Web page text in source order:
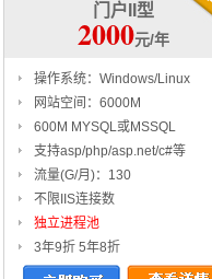
门户II型
2000元/年
操作系统：Windows/Linux
网站空间：6000M
600M MYSQL或MSSQL
支持asp/php/asp.net/c#等
流量(G/月)：130
不限IIS连接数
独立进程池
3年9折 5年8折